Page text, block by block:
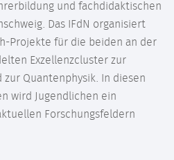
und fachdidaktischen
Das IFdN organisiert
Projekte für die beiden an der
Exzellenzcluster zur
Quantenphysik. In diesen
wird Jugendlichen ein
Forschungsfeldern